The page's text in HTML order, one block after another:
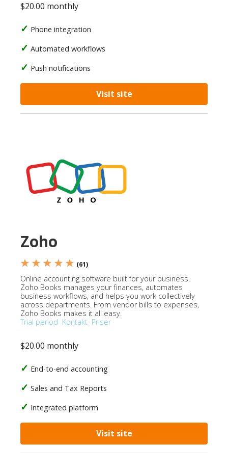
$20.00 monthly
Phone integration
Automated workflows
Push notifications
Visit site
Zoho
★ ★ ★ ★ ★ (61)
Online accounting software built for your business.
Zoho Books manages your finances, automates
business workflows, and helps you work collectively
across departments. From vendor bills to expenses,
Zoho Books makes it all easy.
Trial period Kontakt Priser
$20.00 monthly
End-to-end accounting
Sales and Tax Reports
Integrated platform
Visit site